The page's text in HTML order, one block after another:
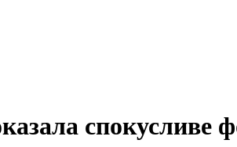
спокусливе